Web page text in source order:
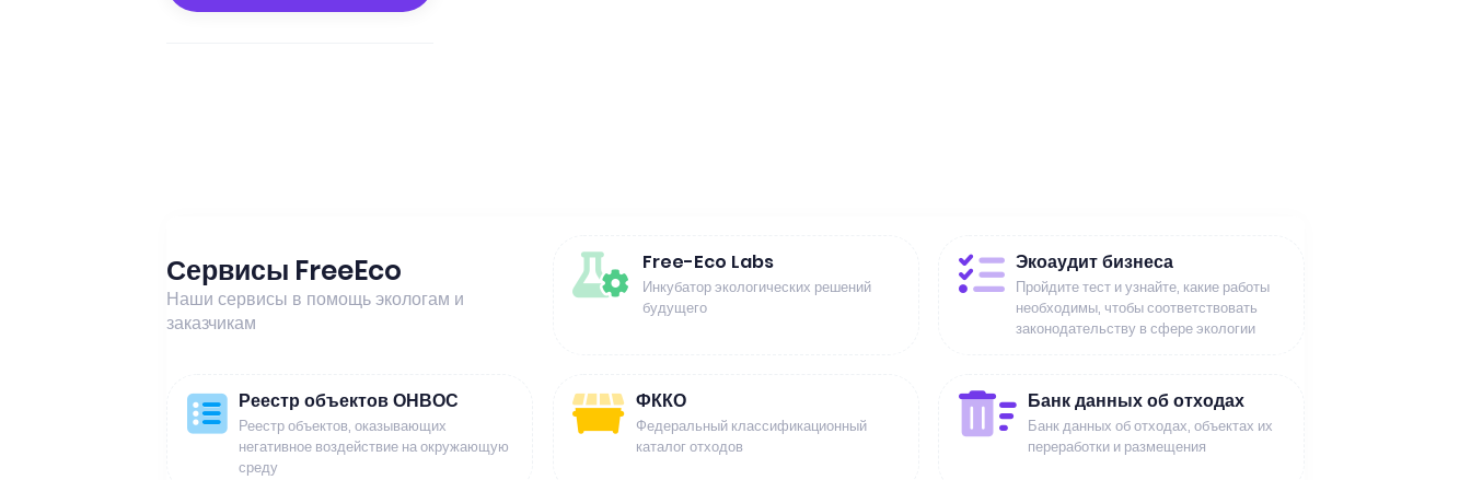
Сервисы FreeEco
Наши сервисы в помощь экологам и
заказчикам
Free-Eco Labs
Инкубатор экологических решений
будущего
Экоаудит бизнеса
Пройдите тест и узнайте, какие работы
необходимы, чтобы соответствовать
законодательству в сфере экологии
Реестр объектов ОНВОС
Реестр объектов, оказывающих
негативное воздействие на окружающую
среду
ФККО
Федеральный классификационный
каталог отходов
Банк данных об отходах
Банк данных об отходах, объектах их
переработки и размещения